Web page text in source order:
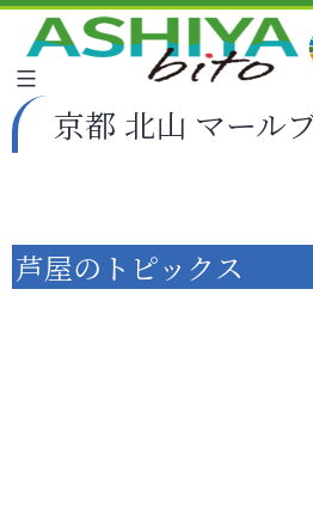
京都 北山 マール
芦屋のトピックス